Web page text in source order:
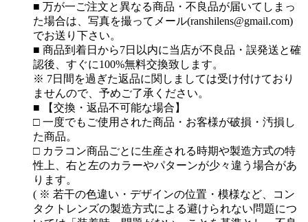
■ 万が一ご注文と異なる商品・不良品が届いてしまっ
た場合は、写真を撮ってメール(ranshilens@gmail.com)
でお送り下さい。
■ 商品到着日から7日以内に当店が不良品・誤発送と確
認後、すぐに100%無料交換致します。
※ 7日間を過ぎた返品に関しましては受け付けており
ませんので、予めご了承ください。
■ 【交換・返品不可能な場合】
□ 一度でもご使用された商品・お客様が破損・汚損し
た商品。
□ カラコン商品ごとに生産される時期や製造方式の特
性上、右と左のカラーやパターンが少々違う場合があ
ります。
( ※ 若干の色違い・デザインの位置・模様など、コン
タクトレンズの製造方式による避けられない問題につ